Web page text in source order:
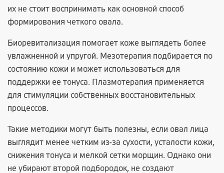
их не стоит воспринимать как основной способ
формирования четкого овала.
Биоревитализация помогает коже выглядеть более
увлажненной и упругой. Мезотерапия подбирается по
состоянию кожи и может использоваться для
поддержки ее тонуса. Плазмотерапия применяется
для стимуляции собственных восстановительных
процессов.
Такие методики могут быть полезны, если овал лица
выглядит менее четким из-за сухости, усталости кожи,
снижения тонуса и мелкой сетки морщин. Однако они
не убирают второй подбородок, не создают